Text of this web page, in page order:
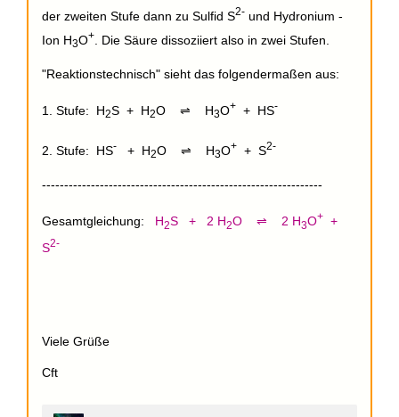
der zweiten Stufe dann zu Sulfid S2- und Hydronium -
Ion H3O+ . Die Säure dissoziiert also in zwei Stufen.
"Reaktionstechnisch" sieht das folgendermaßen aus:
1. Stufe: H2S + H2O ⇌ H3O+ + HS-
2. Stufe: HS- + H2O ⇌ H3O+ + S2-
---------------------------------------------------------------
Gesamtgleichung: H2S + 2 H2O ⇌ 2 H3O+
+
S2-
Viele Grüße
Cft